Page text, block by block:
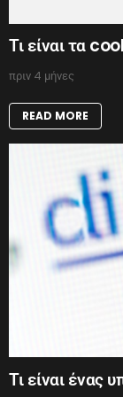
Τι είναι τα
πριν 4 μήνες
READ MORE
Τι είναι ένας